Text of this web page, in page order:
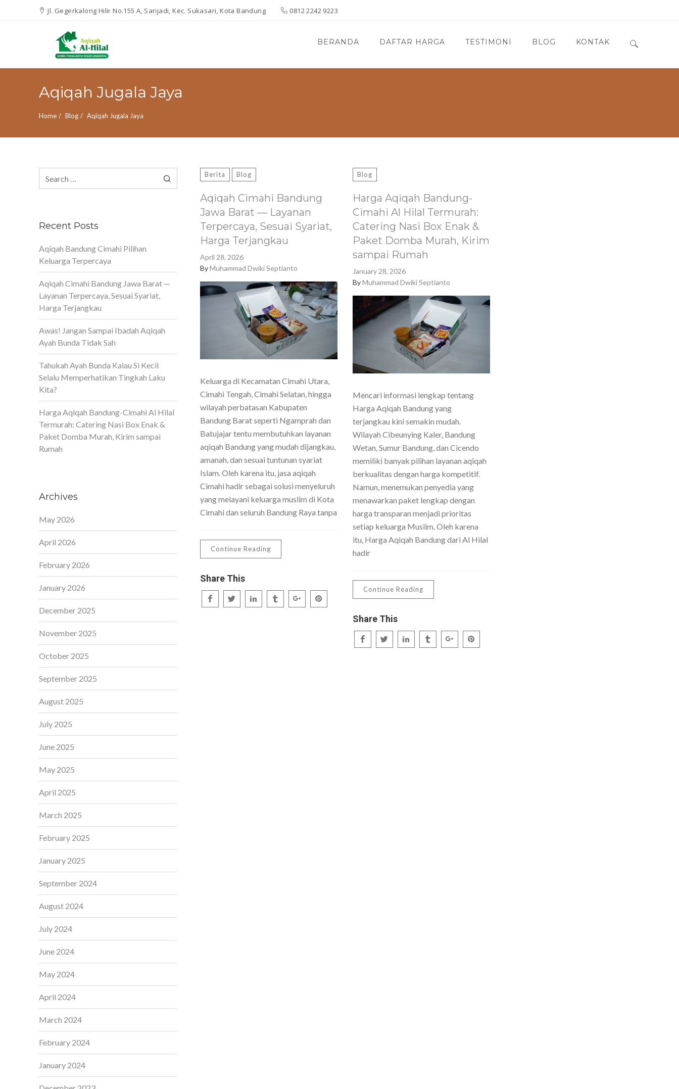
Jl. Gegerkalong Hilir No.155 A, Sarijadi, Kec. Sukasari, Kota Bandung 0812 2242 9223
BERANDA DAFTAR HARGA TESTIMONI BLOG KONTAK
Aqiqah Jugala Jaya
Home Blog Aqiqah Jugala Jaya
Berita Blog
Aqiqah Cimahi Bandung
Jawa Barat — Layanan
Terpercaya, Sesuai Syariat,
Harga Terjangkau
April 28, 2026
ByMuhammad Dwiki Septianto
Keluarga di Kecamatan Cimahi Utara,
Cimahi Tengah, Cimahi Selatan, hingga
wilayah perbatasan Kabupaten
Bandung Barat seperti Ngamprah dan
Batujajar tentu membutuhkan layanan
aqiqah Bandung yang mudah dijangkau,
amanah, dan sesuai tuntunan syariat
Islam. Oleh karena itu, jasa aqiqah
Cimahi hadir sebagai solusi menyeluruh
yang melayani keluarga muslim di Kota
Cimahi dan seluruh Bandung Raya tanpa
Continue Reading
Share This
Blog
Harga Aqiqah Bandung-
Cimahi Al Hilal Termurah:
Catering Nasi Box Enak &
Paket Domba Murah, Kirim
sampai Rumah
January 28, 2026
ByMuhammad Dwiki Septianto
Mencari informasi lengkap tentang
Harga Aqiqah Bandung yang
terjangkau kini semakin mudah.
Wilayah Cibeunying Kaler, Bandung
Wetan, Sumur Bandung, dan Cicendo
memiliki banyak pilihan layanan aqiqah
berkualitas dengan harga kompetitif.
Namun, menemukan penyedia yang
menawarkan paket lengkap dengan
harga transparan menjadi prioritas
setiap keluarga Muslim. Oleh karena
itu, Harga Aqiqah Bandung dari Al Hilal
hadir
Continue Reading
Share This
for:
Recent Posts
Aqiqah Bandung Cimahi Pilihan
Keluarga Terpercaya
Aqiqah Cimahi Bandung Jawa Barat —
Layanan Terpercaya, Sesuai Syariat,
Harga Terjangkau
Awas! Jangan Sampai Ibadah Aqiqah
Ayah Bunda Tidak Sah
Tahukah Ayah Bunda Kalau Si Kecil
Selalu Memperhatikan Tingkah Laku
Kita?
Harga Aqiqah Bandung-Cimahi Al Hilal
Termurah: Catering Nasi Box Enak &
Paket Domba Murah, Kirim sampai
Rumah
Archives
May 2026
April 2026
February 2026
January 2026
December 2025
November 2025
October 2025
September 2025
August 2025
July 2025
June 2025
May 2025
April 2025
March 2025
February 2025
January 2025
September 2024
August 2024
July 2024
June 2024
May 2024
April 2024
March 2024
February 2024
January 2024